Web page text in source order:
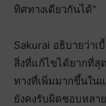
ทิศทางเดียวกันได้”
Sakurai อธิบายว่า
สิ่งที่แก้ไขได้ยากที่สุ
ทางที่เพิ่มมากขึ้นใน
ยังคงรับผิดชอบหลา